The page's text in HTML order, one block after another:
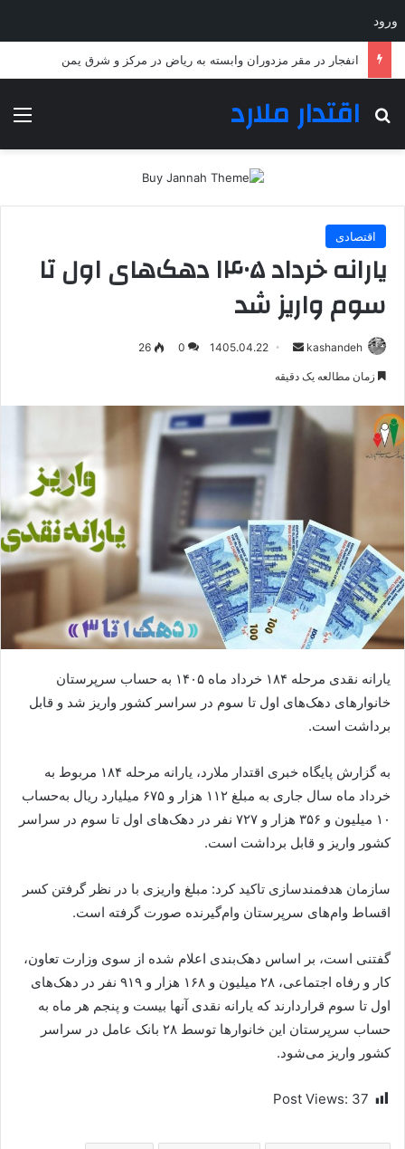
ورود
انفجار در مقر مزدوران وابسته به ریاض در مرکز و شرق یمن
اقتدار ملارد
جستجو برای
اقتصادی
یارانه خرداد ۱۴۰۵ دهک‌های اول تا
سوم واریز شد
kashandeh
ارسال1405.04.22
0
26
زمان مطالعه یک دقیقه
یارانه نقدی مرحله ۱۸۴ خرداد ماه ۱۴۰۵ به حساب سرپرستان
خانوار‌های دهک‌های اول تا سوم در سراسر کشور واریز شد و قابل
برداشت است.
به گزارش پایگاه خبری اقتدار ملارد، یارانه مرحله ۱۸۴ مربوط به
خرداد ماه سال جاری به مبلغ ۱۱۲ هزار و ۶۷۵ میلیارد ریال به‌حساب
۱۰ میلیون و ۳۵۶ هزار و ۷۲۷ نفر در دهک‌های اول تا سوم در سراسر
کشور واریز و قابل برداشت است.
سازمان هدفمندسازی تاکید کرد: مبلغ واریزی با در نظر گرفتن کسر
اقساط وام‌های سرپرستان وام‌گیرنده صورت گرفته است.
گفتنی است، بر اساس دهک‌بندی اعلام شده از سوی وزارت تعاون،
کار و رفاه اجتماعی، ۲۸ میلیون و ۱۶۸ هزار و ۹۱۹ نفر در دهک‌های
اول تا سوم قراردارند که یارانه نقدی آنها بیست و پنجم هر ماه به
حساب سرپرستان این خانوار‌ها توسط ٢٨ بانک عامل در سراسر
کشور واریز می‌شود.
Post Views: 37